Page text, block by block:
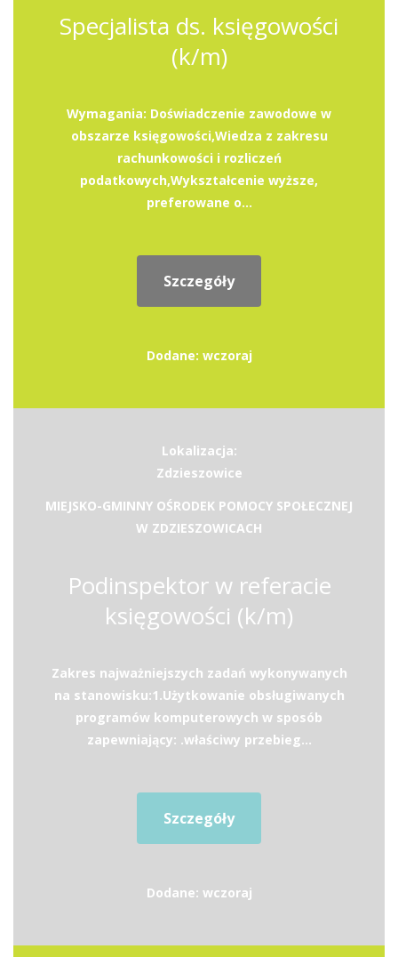
Specjalista ds. księgowości
(k/m)
Wymagania: Doświadczenie zawodowe w
obszarze księgowości,Wiedza z zakresu
rachunkowości i rozliczeń
podatkowych,Wykształcenie wyższe,
preferowane o...
Szczegóły
Dodane: wczoraj
Lokalizacja:
Zdzieszowice
MIEJSKO-GMINNY OŚRODEK POMOCY SPOŁECZNEJ
W ZDZIESZOWICACH
Podinspektor w referacie
księgowości (k/m)
Zakres najważniejszych zadań wykonywanych
na stanowisku:1.Użytkowanie obsługiwanych
programów komputerowych w sposób
zapewniający: .właściwy przebieg...
Szczegóły
Dodane: wczoraj